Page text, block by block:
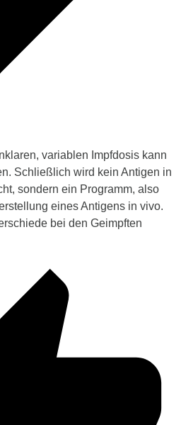
variablen Impfdosis kann
Schließlich wird kein Antigen in
sondern ein Programm, also
eines Antigens in vivo.
bei den Geimpften